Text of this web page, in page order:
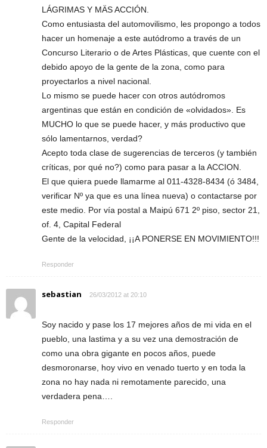
LÁGRIMAS Y MÄS ACCIÓN.
Como entusiasta del automovilismo, les propongo a todos
hacer un homenaje a este autódromo a través de un
Concurso Literario o de Artes Plásticas, que cuente con el
debido apoyo de la gente de la zona, como para
proyectarlos a nivel nacional.
Lo mismo se puede hacer con otros autódromos
argentinas que están en condición de «olvidados». Es
MUCHO lo que se puede hacer, y más productivo que
sólo lamentarnos, verdad?
Acepto toda clase de sugerencias de terceros (y también
críticas, por qué no?) como para pasar a la ACCION.
El que quiera puede llamarme al 011-4328-8434 (ó 3484,
verificar Nº ya que es una línea nueva) o contactarse por
este medio. Por vía postal a Maipú 671 2º piso, sector 21,
of. 4, Capital Federal
Gente de la velocidad, ¡¡A PONERSE EN MOVIMIENTO!!!
Responder
sebastian 26/03/2012 at 20:10
Soy nacido y pase los 17 mejores años de mi vida en el
pueblo, una lastima y a su vez una demostración de
como una obra gigante en pocos años, puede
desmoronarse, hoy vivo en venado tuerto y en toda la
zona no hay nada ni remotamente parecido, una
verdadera pena….
Responder